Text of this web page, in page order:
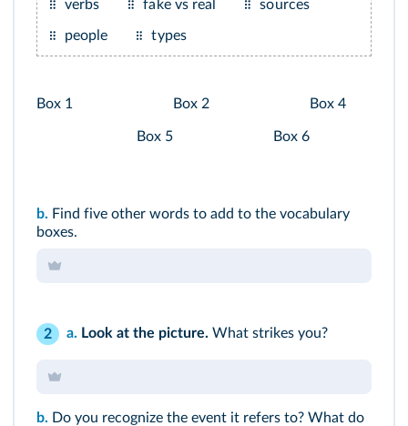
verbs fake vs real sources
people types
Box 1 Box 2 Box 4
Box 5 Box 6
b. Find five other words to add to the vocabulary
boxes.
2 a. Look at the picture. What strikes you?
b. Do you recognize the event it refers to? What do